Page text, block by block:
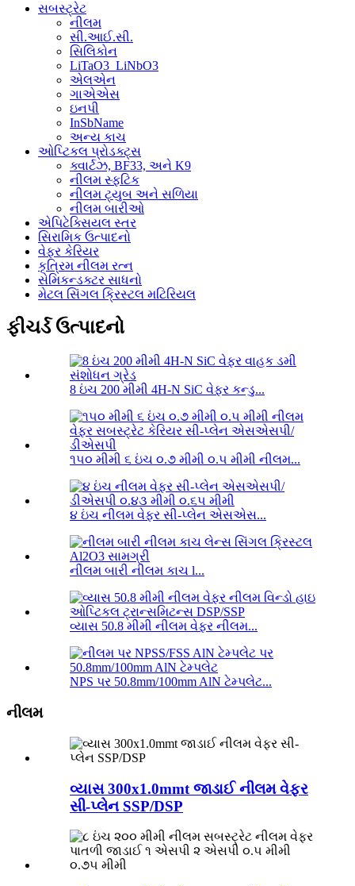
સબસ્ટ્રેટ
નીલમ
સી.આઈ.સી.
સિલિકોન
LiTaO3_LiNbO3
એલએન
ગાએએસ
ઇનપી
InSbName
અન્ય કાચ
ઓપ્ટિકલ પ્રોડક્ટ્સ
ક્વાર્ટઝ, BF33, અને K9
નીલમ સ્ફટિક
નીલમ ટ્યુબ અને સળિયા
નીલમ બારીઓ
એપિટેક્સિયલ સ્તર
સિરામિક ઉત્પાદનો
વેફર કેરિયર
કૃત્રિમ નીલમ રત્ન
સેમિકન્ડક્ટર સાધનો
મેટલ સિંગલ ક્રિસ્ટલ મટિરિયલ
ફીચર્ડ ઉત્પાદનો
8 ઇંચ 200 મીમી 4H-N SiC વેફર કન્ડુ...
૧૫૦ મીમી ૬ ઇંચ ૦.૭ મીમી ૦.૫ મીમી નીલમ...
૪ ઇંચ નીલમ વેફર સી-પ્લેન એસએસ...
નીલમ બારી નીલમ કાચ l...
વ્યાસ 50.8 મીમી નીલમ વેફર નીલમ...
NPS પર 50.8mm/100mm AlN ટેમ્પલેટ...
નીલમ
વ્યાસ 300x1.0mmt જાડાઈ નીલમ વેફર
સી-પ્લેન SSP/DSP